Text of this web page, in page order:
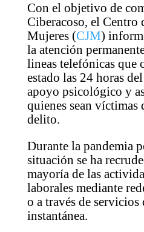
Con el objetivo de
Ciberacoso, el Centro
Mujeres (CJM)
la atención
lineas telefónicas que
estado las 24 horas
apoyo psicológico y
quienes sean víctimas
delito.
Durante la pandemia
situación se ha
mayoría de las
laborales mediante
o a través de servicios
instantánea.